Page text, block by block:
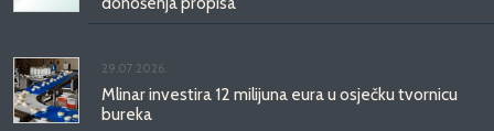
29.07.2026.
Mlinar investira 12 milijuna eura u osječku tvornicu
bureka